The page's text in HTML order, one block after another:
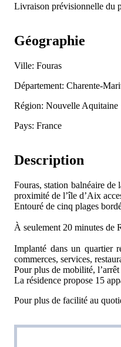
Livraison prévisionnelle du
Géographie
Ville: Fouras
Département: Charente-
Région: Nouvelle Aquitaine
Pays: France
Description
Fouras, station balnéaire
proximité de l’île d’Aix
Entouré de cinq plages
À seulement 20 minutes de
Implanté dans un quartier
commerces, services,
Pour plus de mobilité,
La résidence propose 15
Pour plus de facilité au